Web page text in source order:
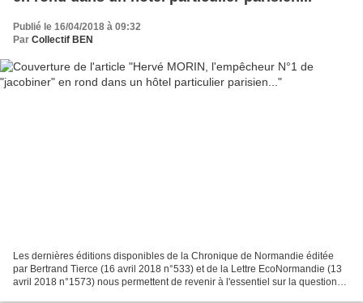
Publié le 16/04/2018 à 09:32
Par Collectif BEN
Les dernières éditions disponibles de la Chronique de Normandie éditée
par Bertrand Tierce (16 avril 2018 n°533) et de la Lettre EcoNormandie (13
avril 2018 n°1573) nous permettent de revenir à l'essentiel sur la question